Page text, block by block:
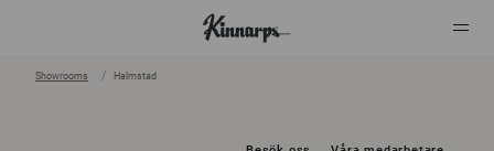
Showrooms Halmstad